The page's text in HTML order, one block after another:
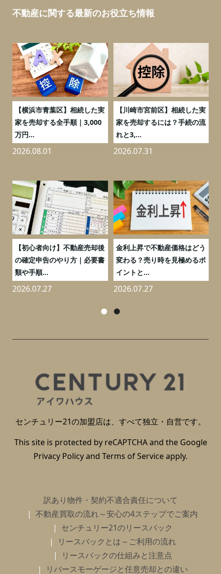
不動産に関する最新のお役立ち情報
【横浜市青葉区】相続した実
家を売却する全手順｜3,000
万円...
2026.08.01
【川崎市宮前区】相続した実
家を売却するには？手続の流
れと3,...
2026.07.31
【初心者向け】不動産売却後
の確定申告のやり方｜必要書
類や手順...
2026.07.27
金利上昇で不動産価格はどう
変わる？売り時を見極めるポ
イントと...
2026.07.27
センチュリー21の加盟店は、すべて独立・自営です。
This site is protected by reCAPTCHA and the Google
Privacy Policyand Terms of Serviceapply.
訳あり物件・契約不適合責任について
不動産買取の流れ～安心の4ステップでご案内
センチュリー21のリースバック
リースバックとは～ご利用の流れ
リースバックの仕組みと注意点
リバースモーゲージと任意売却との違い